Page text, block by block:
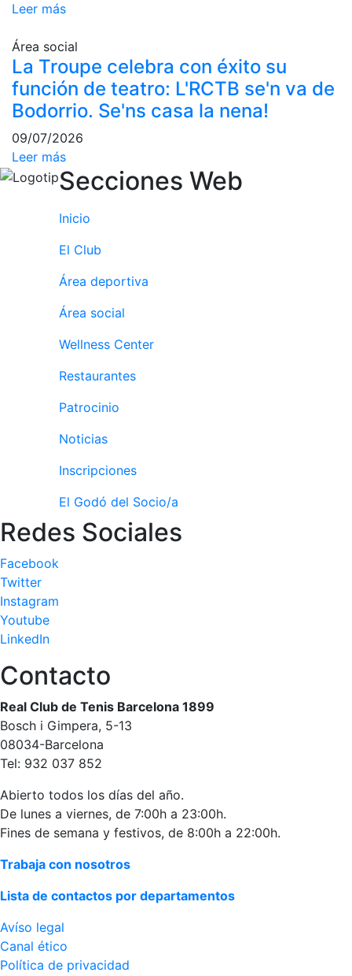
Normativa
Restaurantes
Restaurante
El Snack
Casa Arilla
Chill Out
Bar Piscina
Publicidad en
la Revista
sociales
¿Quieres ser
Patrocinador
del Club?
Noticias
Inscripciones
El Godó
Socio/a
Leer más
Área social
La Troupe celebra con éxito su
función de teatro: L'RCTB se'n va de
Bodorrio. Se'ns casa la nena!
09/07/2026
Leer más
Secciones Web
Inicio
El Club
Área deportiva
Área social
Wellness Center
Restaurantes
Patrocinio
Noticias
Inscripciones
El Godó del Socio/a
Redes Sociales
Facebook
Twitter
Instagram
Youtube
LinkedIn
Contacto
Real Club de Tenis Barcelona 1899
Bosch i Gimpera, 5-13
08034-Barcelona
Tel: 932 037 852
Abierto todos los días del año.
De lunes a viernes, de 7:00h a 23:00h.
Fines de semana y festivos, de 8:00h a 22:00h.
Trabaja con nosotros
Lista de contactos por departamentos
Avíso legal
Canal ético
Política de privacidad